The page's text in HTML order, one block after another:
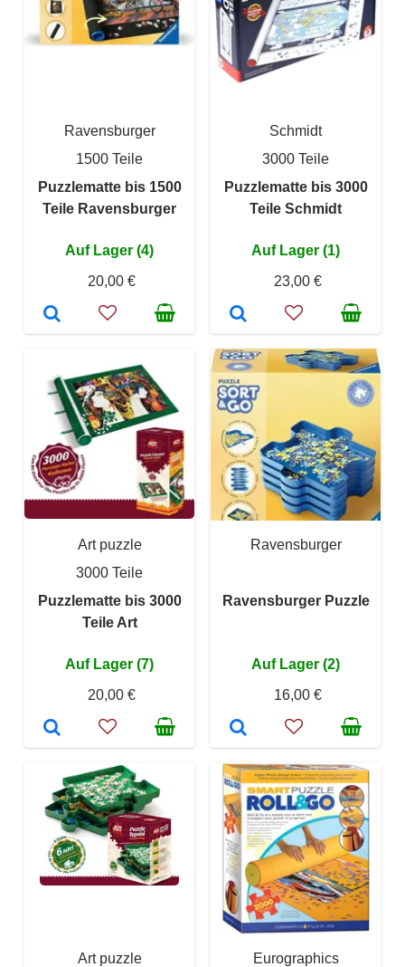
Ravensburger
1500 Teile
Puzzlematte bis 1500
Teile Ravensburger
Auf Lager (4)
20,00 €
Schmidt
3000 Teile
Puzzlematte bis 3000
Teile Schmidt
Auf Lager (1)
23,00 €
Art puzzle
3000 Teile
Puzzlematte bis 3000
Teile Art
Auf Lager (7)
20,00 €
Ravensburger
Ravensburger Puzzle
Auf Lager (2)
16,00 €
Art puzzle
Eurographics